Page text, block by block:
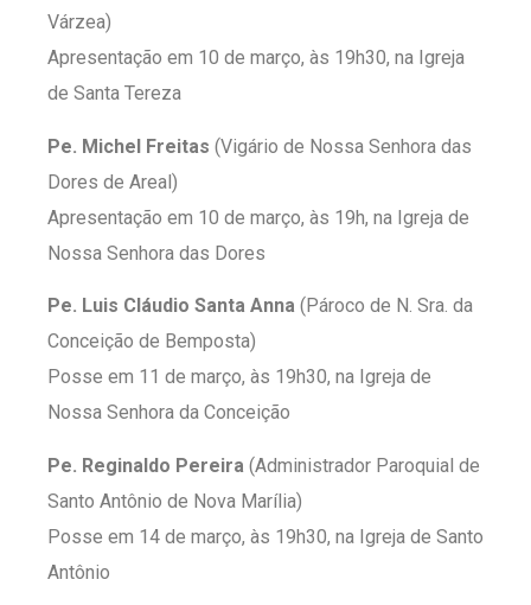
Várzea)
Apresentação em 10 de março, às 19h30, na Igreja
de Santa Tereza
Pe. Michel Freitas (Vigário de Nossa Senhora das
Dores de Areal)
Apresentação em 10 de março, às 19h, na Igreja de
Nossa Senhora das Dores
Pe. Luis Cláudio Santa Anna (Pároco de N. Sra. da
Conceição de Bemposta)
Posse em 11 de março, às 19h30, na Igreja de
Nossa Senhora da Conceição
Pe. Reginaldo Pereira (Administrador Paroquial de
Santo Antônio de Nova Marília)
Posse em 14 de março, às 19h30, na Igreja de Santo
Antônio